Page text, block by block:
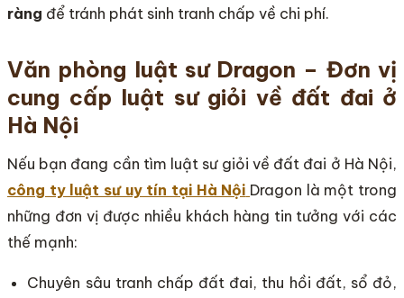
ràng để tránh phát sinh tranh chấp về chi phí.
Văn phòng luật sư Dragon – Đơn vị
cung cấp luật sư giỏi về đất đai ở
Hà Nội
Nếu bạn đang cần tìm luật sư giỏi về đất đai ở Hà Nội,
công ty luật sư uy tín tại Hà Nội Dragon là một trong
những đơn vị được nhiều khách hàng tin tưởng với các
thế mạnh:
Chuyên sâu tranh chấp đất đai, thu hồi đất, sổ đỏ,